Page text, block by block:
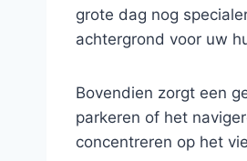
grote dag nog
achtergrond voor uw
Bovendien zorgt een
parkeren of het
concentreren op het